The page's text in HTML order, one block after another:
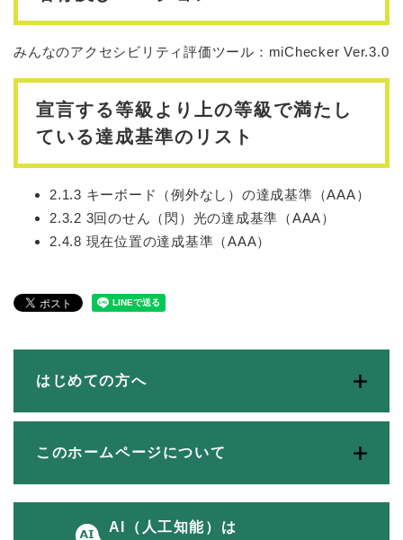
みんなのアクセシビリティ評価ツール：miChecker Ver.3.0
宣言する等級より上の等級で満たし
ている達成基準のリスト
2.1.3 キーボード（例外なし）の達成基準（AAA）
2.3.2 3回のせん（閃）光の達成基準（AAA）
2.4.8 現在位置の達成基準（AAA）
はじめての方へ
このホームページについて
AI（人工知能）は